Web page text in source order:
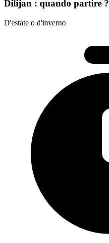
Dilijan : quando partire ?
D'estate o d'inverno